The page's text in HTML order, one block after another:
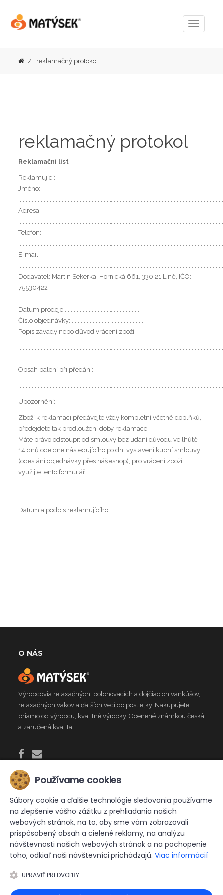
Menu
reklamačný protokol
reklamačný protokol
Reklamační list
Reklamující:
Jméno:
.........................................................................................................................................
Adresa:
.........................................................................................................................................
Telefon:
.........................................................................................................................................
E-mail:
.........................................................................................................................................
Dodavatel: Martin Sekerka, Hornická 661, 330 21 Líně, IČO:
75530422
Datum prodeje:..................................................
Číslo objednávky: .................................................
Popis závady nebo důvod vrácení zboží:
Obsah balení při předání:
Upozornění:
Zboží k reklamaci předávejte vždy kompletní včetně doplňků,
předejdete tak prodloužení doby reklamace.
Máte právo odstoupit od smlouvy bez udání důvodu ve lhůtě
14 dnů ode dne následujícího po dni vystavení kupní smlouvy
(odeslání objednávky přes náš eshop), pro vrácení zboží
využijte tento formulář.
Datum a podpis reklamujícího
O NÁS
Výrobcovia relaxačných, polohovacích a dojčiacich vankúšov,
relaxačných vakov a ďalších vecí do postieľky. Nakupujete
priamo od výrobcu, kvalitné výrobky. Ocenené známkou česká
a zaručená kvalita.
Kontakt Doprava Obchodné podmienky
reklamačný protokol
Prohlášení o ochraně osobních údajů
Používame cookies
Súbory cookie a ďalšie technológie sledovania používame
na zlepšenie vášho zážitku z prehliadania našich
webových stránok, na to, aby sme vám zobrazovali
prispôsobený obsah a cielené reklamy, na analýzu
návštevnosti našich webových stránok a na pochopenie
toho, odkiaľ naši návštevníci prichádzajú. Viac informácií
UPRAVIŤ PREDVOĽBY